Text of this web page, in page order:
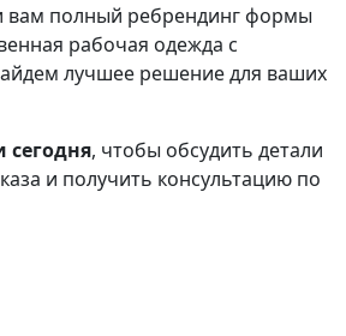
вам полный ребрендинг формы
рабочая одежда с
лучшее решение для ваших
сегодня, чтобы обсудить детали
и получить консультацию по